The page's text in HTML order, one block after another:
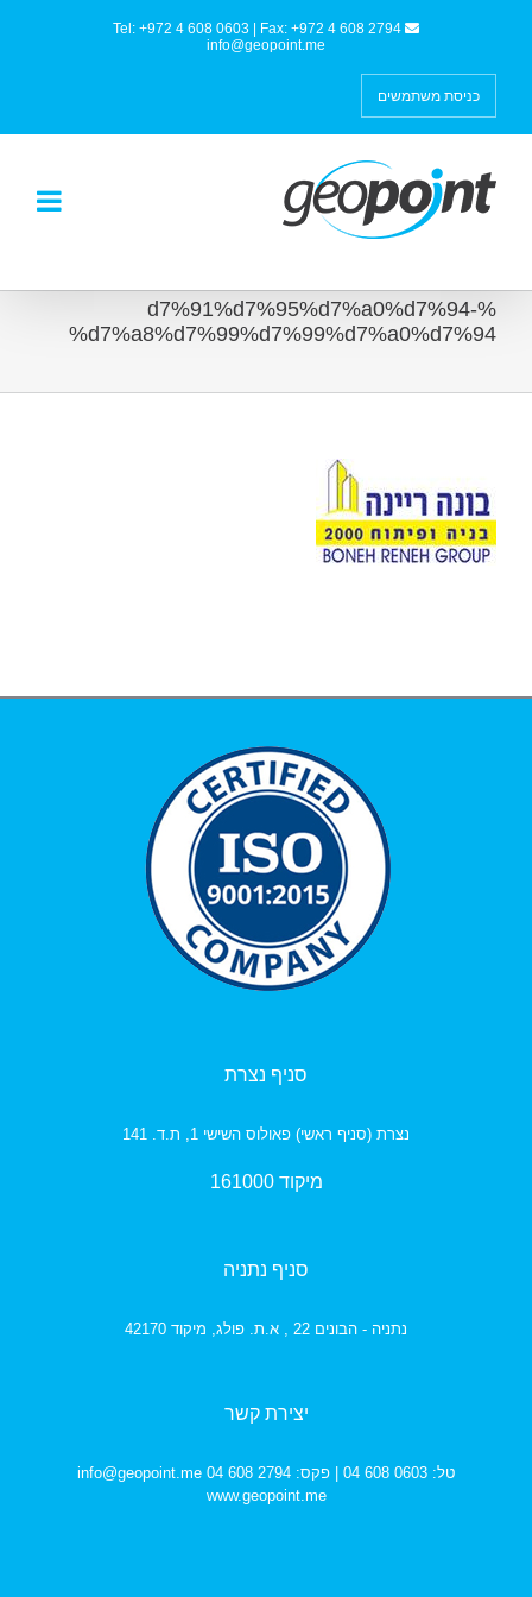
Tel: +972 4 608 0603 | Fax: +972 4 608 2794
info@geopoint.me
כניסת משתמשים
%d7%91%d7%95%d7%a0%d7%94-
%d7%a8%d7%99%d7%99%d7%a0%d7%94
סניף נצרת
נצרת (סניף ראשי) פאולוס השישי 1, ת.ד. 141
מיקוד 161000
סניף נתניה
נתניה - הבונים 22 , א.ת. פולג, מיקוד 42170
יצירת קשר
טל: 0603 608 04 | פקס: 2794 608 04
info@geopoint.me
www.geopoint.me